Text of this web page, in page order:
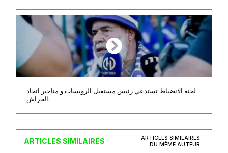
لجنة الانضباط تستدعي رئيس مستقبل الرويسات و مناجير اتحاد
الحراش.
ARTICLES SIMILAIRES
ARTICLES SIMILAIRES
DU MÊME AUTEUR